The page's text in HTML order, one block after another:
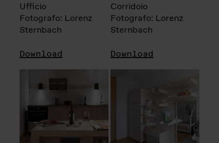
Ufficio
Fotografo: Lorenz
Sternbach
Download
Corridoio
Fotografo: Lorenz
Sternbach
Download